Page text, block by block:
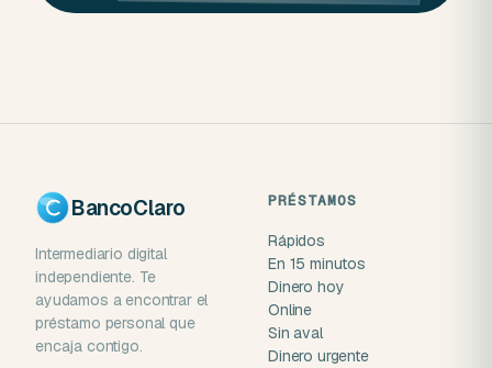
BancoClaro
Intermediario digital
independiente. Te
ayudamos a encontrar el
préstamo personal que
encaja contigo.
PRÉSTAMOS
Rápidos
En 15 minutos
Dinero hoy
Online
Sin aval
Dinero urgente